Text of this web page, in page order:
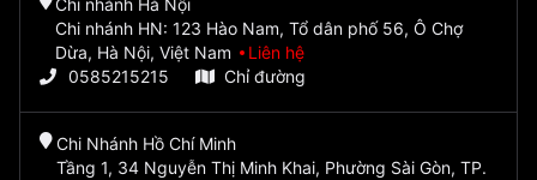
Chi nhánh Hà Nội
Chi nhánh HN: 123 Hào Nam, Tổ dân phố 56, Ô Chợ
Dừa, Hà Nội, Việt Nam
Liên hệ
0585215215
Chỉ đường
Chi Nhánh Hồ Chí Minh
Tầng 1, 34 Nguyễn Thị Minh Khai, Phường Sài Gòn, TP.